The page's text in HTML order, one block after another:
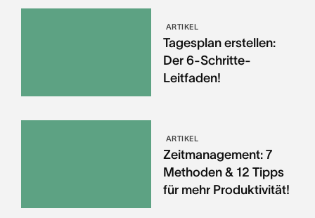
ARTIKEL
Tagesplan erstellen:
Der 6-Schritte-
Leitfaden!
ARTIKEL
Zeitmanagement: 7
Methoden & 12 Tipps
für mehr Produktivität!